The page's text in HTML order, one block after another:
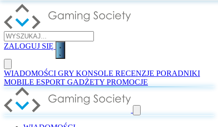
ZALOGUJ SIĘ
WIADOMOŚCI GRY KONSOLE RECENZJE PORADNIKI
MOBILE ESPORT GADŻETY PROMOCJE